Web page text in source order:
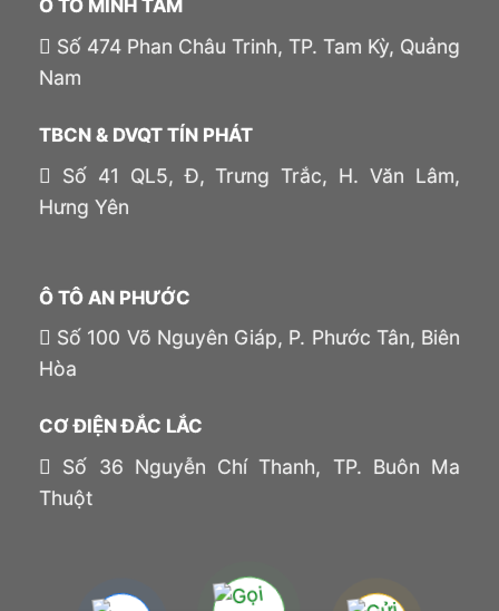
Ô TÔ MINH TÂM
Số 474 Phan Châu Trinh, TP. Tam Kỳ, Quảng
Nam
TBCN & DVQT TÍN PHÁT
Số 41 QL5, Đ, Trưng Trắc, H. Văn Lâm,
Hưng Yên
Ô TÔ AN PHƯỚC
Số 100 Võ Nguyên Giáp, P. Phước Tân, Biên
Hòa
CƠ ĐIỆN ĐẮC LẮC
Số 36 Nguyễn Chí Thanh, TP. Buôn Ma
Thuột